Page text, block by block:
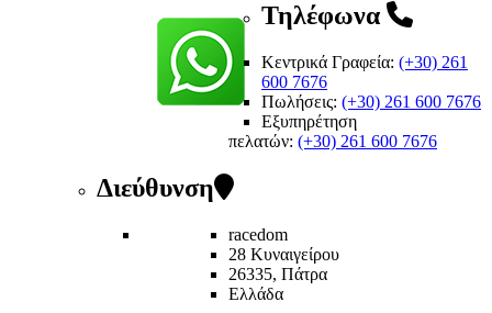
Τηλέφωνα
Κεντρικά Γραφεία: (+30) 261
600 7676
Πωλήσεις: (+30) 261 600 7676
Εξυπηρέτηση
πελατών: (+30) 261 600 7676
Διεύθυνση
racedom
28 Κυναιγείρου
26335, Πάτρα
Ελλάδα